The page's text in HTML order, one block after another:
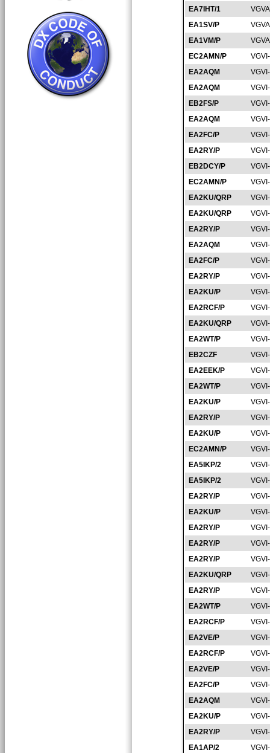
EA7IHT/1
EA1SV/P
EA1VM/P
EC2AMN/P
EA2AQM
EA2AQM
EB2FS/P
EA2AQM
EA2FC/P
EA2RY/P
EB2DCY/P
EC2AMN/P
EA2KU/QRP
EA2KU/QRP
EA2RY/P
EA2AQM
EA2FC/P
EA2RY/P
EA2KU/P
EA2RCF/P
EA2KU/QRP
EA2WT/P
EB2CZF
EA2EEK/P
EA2WT/P
EA2KU/P
EA2RY/P
EA2KU/P
EC2AMN/P
EA5IKP/2
EA5IKP/2
EA2RY/P
EA2KU/P
EA2RY/P
EA2RY/P
EA2RY/P
EA2KU/QRP
EA2RY/P
EA2WT/P
EA2RCF/P
EA2VE/P
EA2RCF/P
EA2VE/P
EA2FC/P
EA2AQM
EA2KU/P
EA2RY/P
EA1AP/2